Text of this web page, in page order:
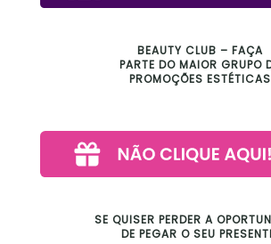
BEAUTY CLUB – FAÇA
PARTE DO MAIOR GRUPO
PROMOÇÕES ESTÉTICAS
SE QUISER PERDER A
DE PEGAR O SEU